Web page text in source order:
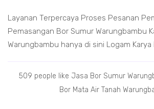
Layanan Terpercaya Proses Pesanan
Pemasangan Bor Sumur Warungbambu
Warungbambu hanya di sini Logam Karya
509 people like Jasa Bor Sumur
Bor Mata Air Tanah